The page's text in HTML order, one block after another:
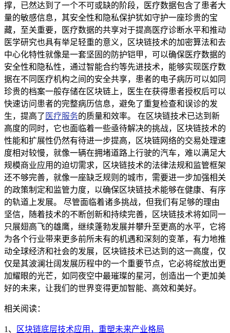
撑，已然达到了一个不可或缺的阶段，医疗数据包含了患者大
量的敏感信息，其安全性和隐私保护犹如守护一座珍贵的宝
藏，至关重要，医疗数据的共享对于提高医疗诊断水平和推动
医学研究也具有举足轻重的意义，区块链技术的加密算法和去
中心化特性就像是一套坚固的防护铠甲，可以确保医疗数据的
安全性和隐私性，通过智能合约等先进技术，能够实现医疗数
据在不同医疗机构之间的安全共享，患者的电子病历可以如同
珍贵的档案一般存储在区块链上，医生在获得患者授权后可以
快速访问患者的完整病历信息，避免了重复检查和误诊的发
生，提高了 医疗服务的质量和效率。 在区块链技术已达到新
高度的同时，它也面临着一些亟待解决的挑战，区块链技术的
性能和扩展性仍然有待进一步提高，区块链网络的交易处理速
度相对较慢，就像一辆在拥堵道路上行驶的汽车，难以满足大
规模商业应用的迫切需求，区块链技术的法律法规和监管框架
还不够完善，就像一座缺乏规则的城市，需要进一步加强相关
的政策制定和监管力度，以确保区块链技术能够在健康、有序
的轨道上发展。 尽管面临着诸多挑战，但我们有足够的理由
坚信，随着技术的不断创新和持续完善，区块链技术将如同一
只展翅高飞的雄鹰，继续蓬勃发展并攀升至更高的水平，它将
为各个行业带来更多前所未有的机遇和深刻的变革，有力地推
动全球经济和社会的发展，区块链技术已达到的这一高度，仅
仅是其波澜壮阔发展历程中的一个重要节点，它必将绽放出更
加耀眼的光芒，如同夜空中最璀璨的星河，创造出一个更加美
好的未来，让我们的世界变得更加智能、高效和美好。
相关阅读：
1、 区块链底层技术应用，重塑未来产业格局